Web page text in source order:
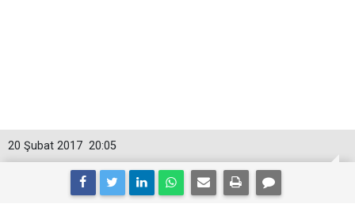
20:05
20 Şubat 2017